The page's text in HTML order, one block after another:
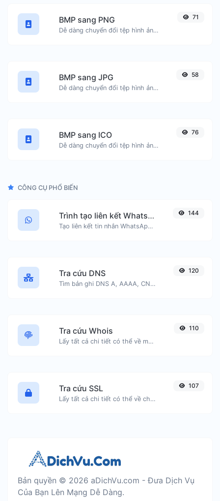
BMP sang PNG
Dễ dàng chuyển đổi tệp hình ảnh BMP sang PNG.
71
BMP sang JPG
Dễ dàng chuyển đổi tệp hình ảnh BMP sang JPG.
58
BMP sang ICO
Dễ dàng chuyển đổi tệp hình ảnh BMP sang ICO.
76
CÔNG CỤ PHỔ BIẾN
Trình tạo liên kết WhatsApp
Tạo liên kết tin nhắn WhatsApp một cách dễ dàng.
144
Tra cứu DNS
Tìm bản ghi DNS A, AAAA, CNAME, MX, NS, TXT, SOA của một máy chủ.
120
Tra cứu Whois
Lấy tất cả chi tiết có thể về một tên miền.
110
Tra cứu SSL
Lấy tất cả chi tiết có thể về chứng chỉ SSL.
107
Bản quyền © 2026 aDichVu.com - Đưa Dịch Vụ
Của Bạn Lên Mạng Dễ Dàng.